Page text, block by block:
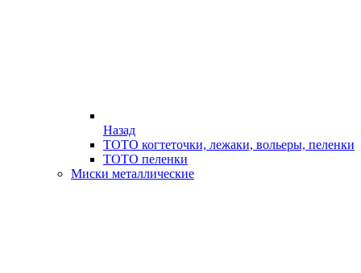
Назад
ТОТО когтеточки, лежаки, вольеры, пеленки
ТОТО пеленки
Миски металлические